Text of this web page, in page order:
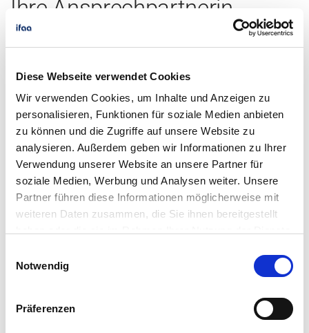
Diese Webseite verwendet Cookies
Wir verwenden Cookies, um Inhalte und Anzeigen zu
personalisieren, Funktionen für soziale Medien anbieten
zu können und die Zugriffe auf unsere Website zu
analysieren. Außerdem geben wir Informationen zu Ihrer
Verwendung unserer Website an unsere Partner für
soziale Medien, Werbung und Analysen weiter. Unsere
Partner führen diese Informationen möglicherweise mit
weiteren Daten zusammen, die Sie ihnen bereitgestellt
Notwendig
Präferenzen
Ihre Ansprechpartnerin
Dipl.-Soz. Wiss.